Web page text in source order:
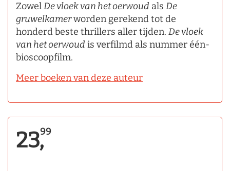
ZowelDe vloek van het oerwoud als De
gruwelkamerworden gerekend tot de
honderd beste thrillers aller tijden. De vloek
van het oerwoud is verfilmd als nummer één-
bioscoopfilm.
Meer boeken van deze auteur
23,99